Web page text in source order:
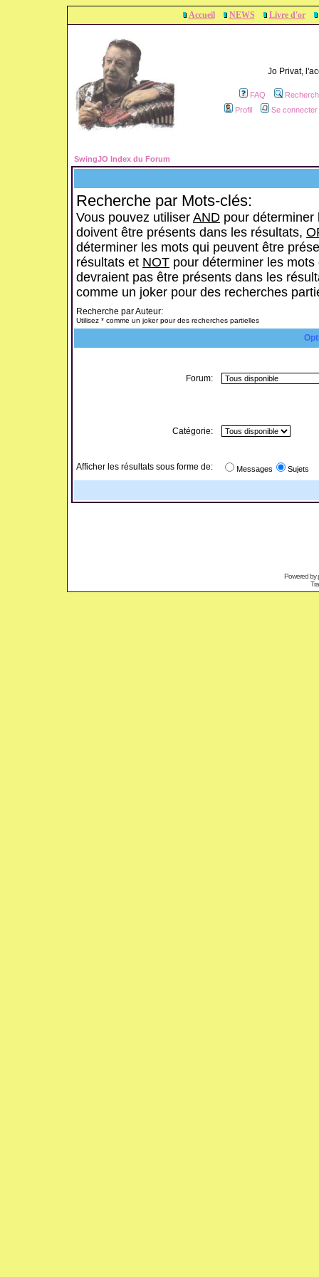
Accueil NEWS Livre d'or
Jo Privat,
FAQ
Profil
Se
SwingJO Index du Forum
Recherche par Mots-clés:
Vous pouvez utiliser AND pour déterminer
doivent être présents dans les résultats,
déterminer les mots qui peuvent être
résultats et NOT pour déterminer les mots
devraient pas être présents dans les
comme un joker pour des recherches
Recherche par Auteur:
Utilisez * comme un joker pour des recherches partielles
Forum:
Catégorie:
Afficher les résultats sous forme de: Messages Sujets
Powered by